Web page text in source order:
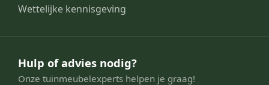
Wettelijke kennisgeving
Hulp of advies nodig?
Onze tuinmeubelexperts helpen je graag!